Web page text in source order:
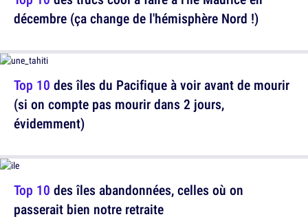
Top 10 des îles du Pacifique à voir avant de mourir
(si on compte pas mourir dans 2 jours,
évidemment)
décembre (ça change de l'hémisphère Nord !)
Top 10 des îles abandonnées, celles où on
passerait bien notre retraite